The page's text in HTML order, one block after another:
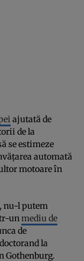
ajutată de
de la
se estimeze
automată
motoare în
nu-l putem
unmediu de
de
la
Gothenburg.